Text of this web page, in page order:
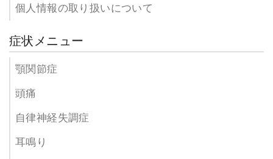
個人情報の取り扱いについて
症状メニュー
顎関節症
頭痛
自律神経失調症
耳鳴り